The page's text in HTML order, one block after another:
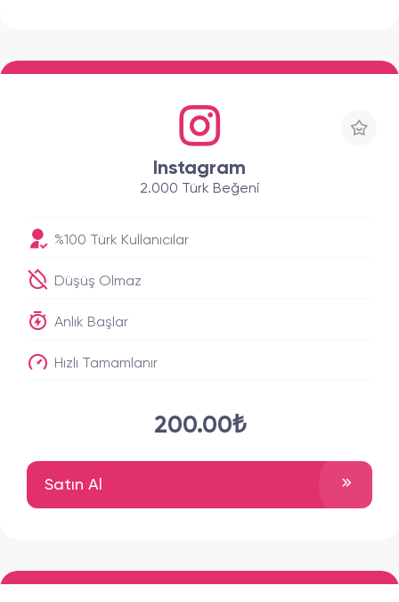
Instagram
2.000 Türk Beğeni
%100 Türk Kullanıcılar
Düşüş Olmaz
Anlık Başlar
Hızlı Tamamlanır
200.00₺
Satın Al